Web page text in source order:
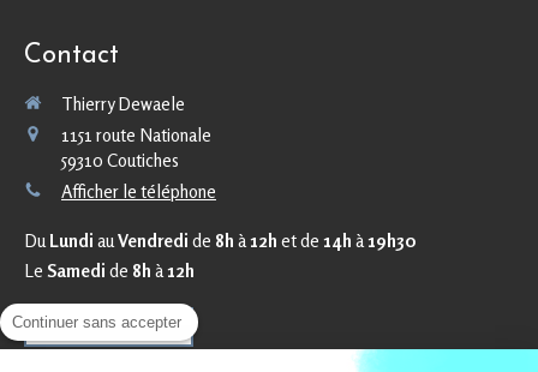
Contact
Thierry Dewaele
1151 route Nationale
59310 Coutiches
Afficher le téléphone
DuLundi auVendredi de 8h à12h et de 14h à19h30
Le Samedi de 8h à12h
Prendre rendez-vous
Continuer sans accepter